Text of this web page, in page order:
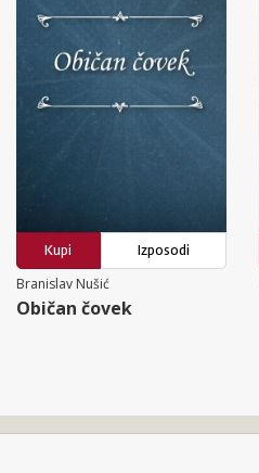
Kupi
Izposodi
Branislav Nušić
Običan čovek